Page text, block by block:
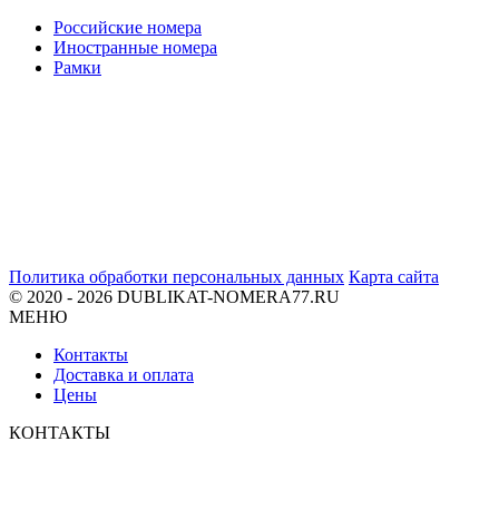
Российские номера
Иностранные номера
Рамки
Политика обработки персональных данных Карта сайта
© 2020 - 2026 DUBLIKAT-NOMERA77.RU
МЕНЮ
Контакты
Доставка и оплата
Цены
КОНТАКТЫ